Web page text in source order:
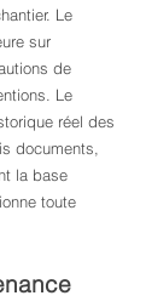
Le
sur
de
Le
réel des
documents,
la base
toute